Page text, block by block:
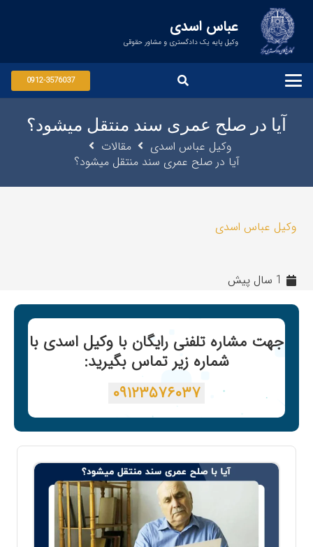
عباس اسدی
وکیل پایه یک دادگستری و مشاور حقوقی
0912-3576037
آیا در صلح عمری سند منتقل میشود؟
وکیل عباس اسدی
مقالات
آیا در صلح عمری سند منتقل میشود؟
وکیل عباس اسدی
1 سال پیش
جهت مشاره تلفنی رایگان با وکیل اسدی با
شماره زیر تماس بگیرید:
۰۹۱۲۳۵۷۶۰۳۷